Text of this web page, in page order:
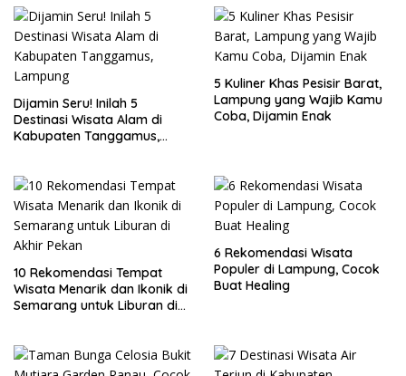
Dijamin Seru! Inilah 5
Destinasi Wisata Alam di
Kabupaten Tanggamus,
5 Kuliner Khas Pesisir Barat,
Lampung yang Wajib Kamu
Coba, Dijamin Enak
10 Rekomendasi Tempat
Wisata Menarik dan Ikonik di
Semarang untuk Liburan di
6 Rekomendasi Wisata
Populer di Lampung, Cocok
Buat Healing